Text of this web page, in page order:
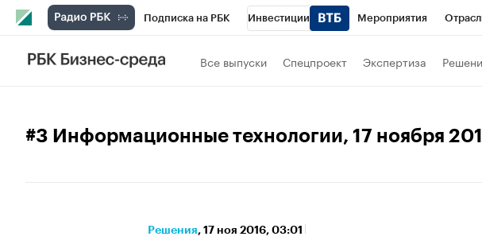
Подписка на РБК Инвестиции Мероприятия
Спорт
Спецпроекты
Все выпуски Спецпроект Экспертиза
#3 Информационные технологии, 17 ноября
Решения⁠, 17 ноя 2016, 03:01